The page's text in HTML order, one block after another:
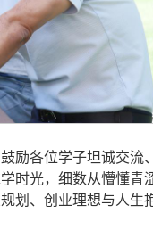
励各位学子坦诚交流
时光，细数从懵懂青
划、创业理想与人生